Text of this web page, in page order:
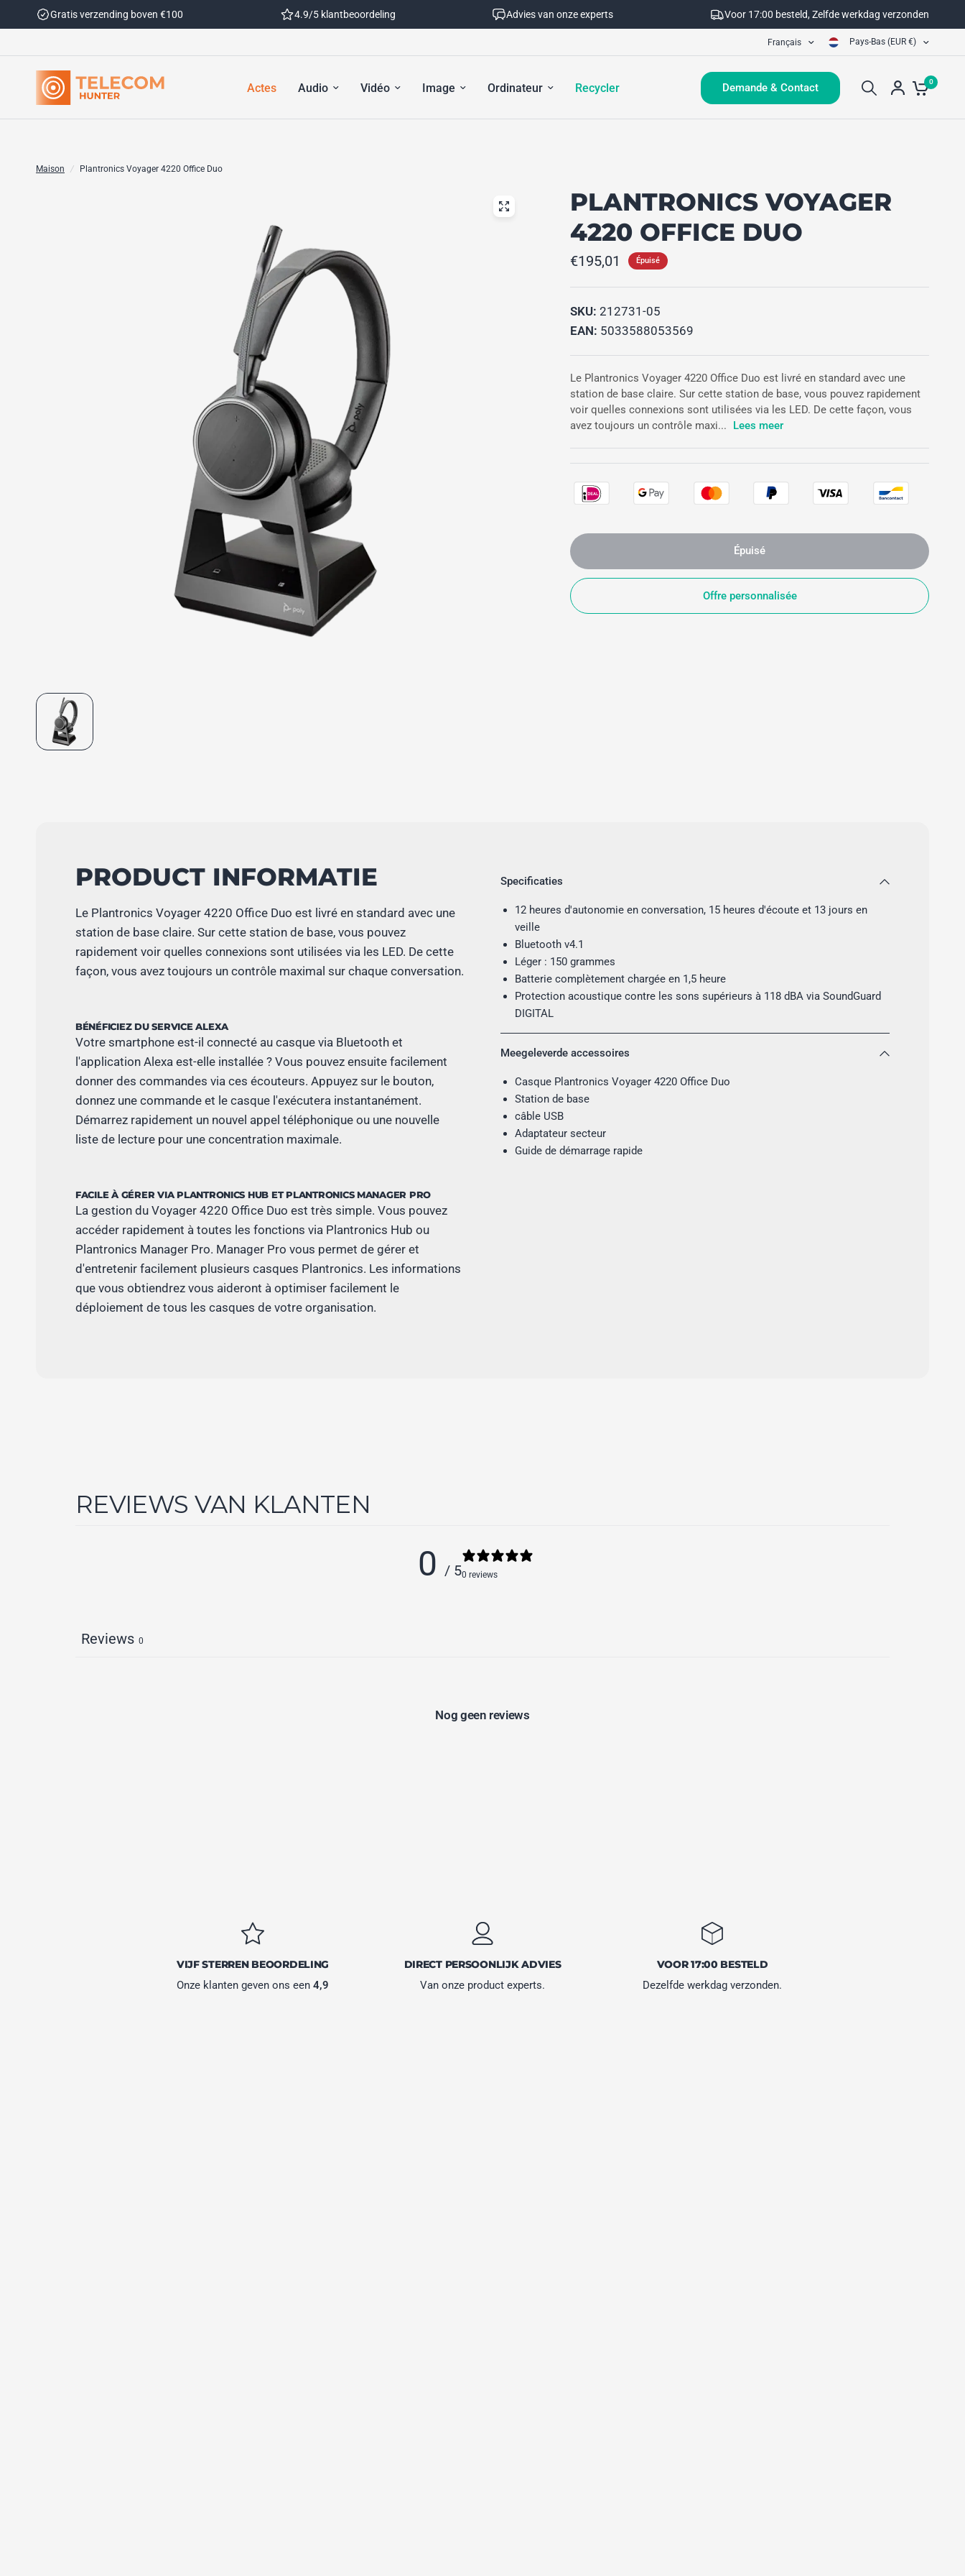
Gratis verzending boven €100 4.9/5 klantbeoordeling Advies van onze experts Voor 17:00 besteld, Zelfde werkdag verzonden
Français Pays-Bas (EUR €)
Actes Audio Vidéo Image Ordinateur Recycler Demande & Contact 0
Maison / Plantronics Voyager 4220 Office Duo
PLANTRONICS VOYAGER
4220 OFFICE DUO
€195,01 Épuisé
SKU: 212731-05
EAN: 5033588053569
Le Plantronics Voyager 4220 Office Duo est livré en standard avec une
station de base claire. Sur cette station de base, vous pouvez rapidement
voir quelles connexions sont utilisées via les LED. De cette façon, vous
avez toujours un contrôle maxi...
Lees meer
Épuisé
Offre personnalisée
PRODUCT INFORMATIE
Le Plantronics Voyager 4220 Office Duo est livré en standard avec une
station de base claire. Sur cette station de base, vous pouvez
rapidement voir quelles connexions sont utilisées via les LED. De cette
façon, vous avez toujours un contrôle maximal sur chaque conversation.
BÉNÉFICIEZ DU SERVICE ALEXA
Votre smartphone est-il connecté au casque via Bluetooth et
l'application Alexa est-elle installée ? Vous pouvez ensuite facilement
donner des commandes via ces écouteurs. Appuyez sur le bouton,
donnez une commande et le casque l'exécutera instantanément.
Démarrez rapidement un nouvel appel téléphonique ou une nouvelle
liste de lecture pour une concentration maximale.
FACILE À GÉRER VIA PLANTRONICS HUB ET PLANTRONICS MANAGER PRO
La gestion du Voyager 4220 Office Duo est très simple. Vous pouvez
accéder rapidement à toutes les fonctions via Plantronics Hub ou
Plantronics Manager Pro. Manager Pro vous permet de gérer et
d'entretenir facilement plusieurs casques Plantronics. Les informations
que vous obtiendrez vous aideront à optimiser facilement le
déploiement de tous les casques de votre organisation.
Specificaties
12 heures d'autonomie en conversation, 15 heures d'écoute et 13 jours en
veille
Bluetooth v4.1
Léger : 150 grammes
Batterie complètement chargée en 1,5 heure
Protection acoustique contre les sons supérieurs à 118 dBA via SoundGuard
DIGITAL
Meegeleverde accessoires
Casque Plantronics Voyager 4220 Office Duo
Station de base
câble USB
Adaptateur secteur
Guide de démarrage rapide
REVIEWS VAN KLANTEN
0 / 50 reviews
Reviews 0
Nog geen reviews
VIJF STERREN BEOORDELING
Onze klanten geven ons een4,9
DIRECT PERSOONLIJK ADVIES
Van onze product experts.
VOOR 17:00 BESTELD
Dezelfde werkdag verzonden.